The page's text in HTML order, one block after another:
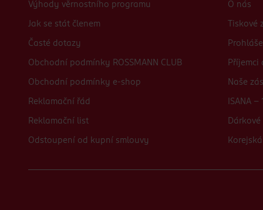
Výhody věrnostního programu
Jak se stát členem
Časté dotazy
Obchodní podmínky ROSSMANN CLUB
Obchodní podmínky e-shop
Reklamační řád
Reklamační list
Odstoupení od kupní smlouvy
O nás
Tiskové
Příjemci
Naše
ISANA